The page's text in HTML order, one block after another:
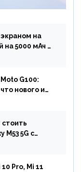
экраном на
на 5000 мАч и
G100:
нового и
стоить
M53 5G с
Pro, Mi 11